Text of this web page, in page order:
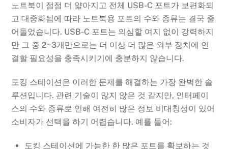
노트북이 점점 더 얇아지고 전체 USB-C 포트가 보편화되
고 대중화됨에 따라 노트북용 포트의 수와 종류는 결국 줄
어들었습니다. USB-C 포트는 의심할 여지 없이 강력하지
만 그 중 2~3개만으로는 더 이상 더 많은 외부 장치에 연
결할 필요성을 충족시키기에 충분하지 않습니다.
도킹 스테이션은 이러한 문제를 해결하는 가장 완벽한 솔
루션입니다. 관련 기술이 많지 않은 것 같지만, 인터페이
스의 수와 종류로 인해 여전히 많은 정보 비대칭성이 있어
소비자가 선택을 하기 어렵습니다. 예를 들어:
도킹 스테이션에 가능한 한 많은 포트를 확보하는 것